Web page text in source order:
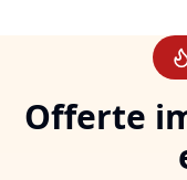
Offerte